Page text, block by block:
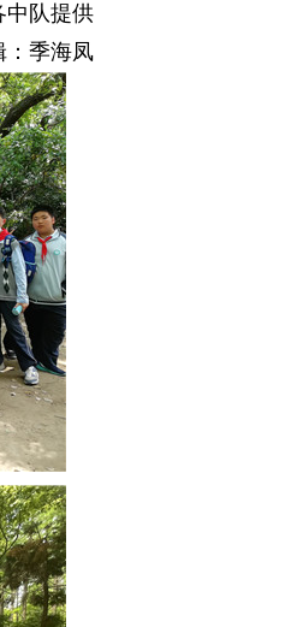
中队提供
：季海凤